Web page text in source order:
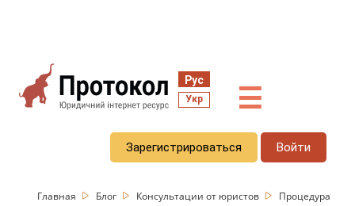
Рус
Укр ☰
Зарегистрироваться Войти
Главная Блог Консультации от юристов
Процедура